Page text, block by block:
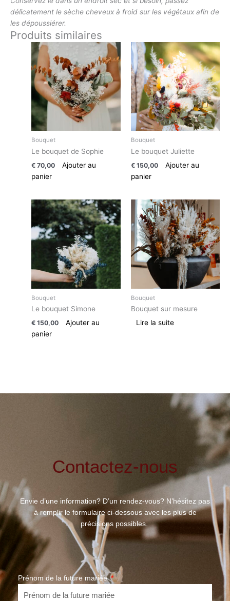
délicatement le sèche cheveux à froid sur les végétaux afin de
les dépoussiérer.
Produits similaires
Bouquet
Le bouquet de Sophie
€ 70,00
Ajouter au
panier
Bouquet
Le bouquet Juliette
€150,00
Ajouter au
panier
Bouquet
Le bouquet Simone
€ 150,00
Ajouter au
panier
Bouquet
Bouquet sur mesure
Lire la suite
Contactez-nous
Envie d’une information? D’un rendez-vous? N’hésitez pas
à remplir le formulaire ci-dessous avec les plus de
précisions possibles.
Prénom de la future mariée